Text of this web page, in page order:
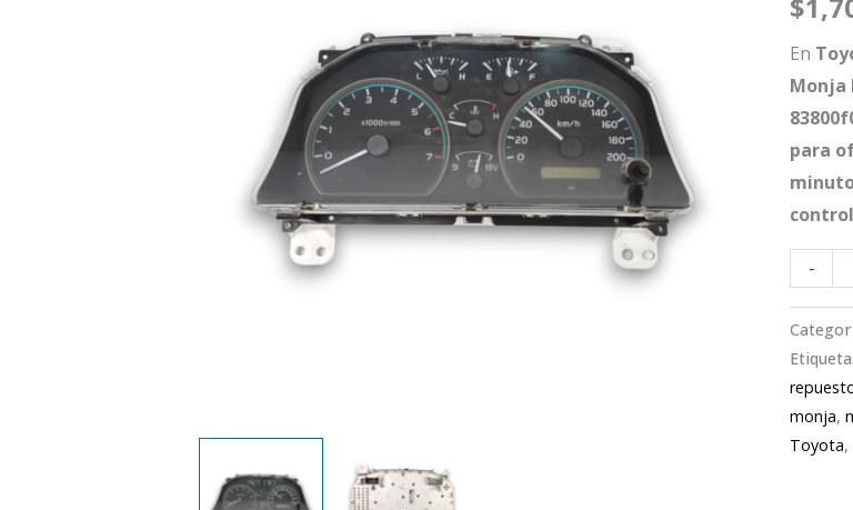
$
En
Monja
para
-
Monja
FZJ7,
GRJ7,
HZJ7,
VDJ7
monja,
Toyota,